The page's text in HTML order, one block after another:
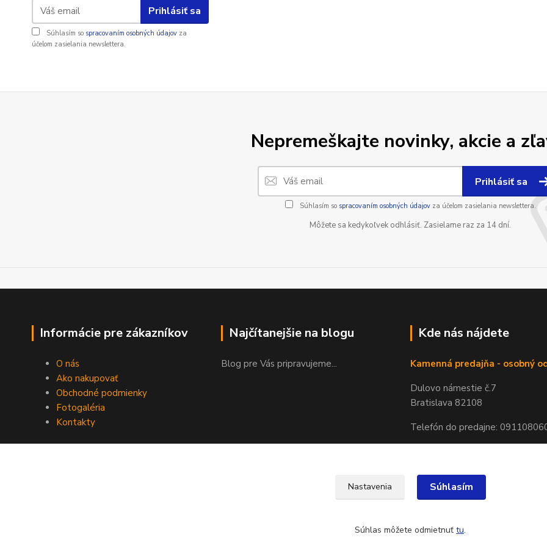
Prihlásiť sa
Súhlasím so spracovaním osobných údajov za
účelom zasielania newslettera.
Nepremeškajte novinky, akcie a
Prihlásiť sa
Súhlasím so spracovaním osobných údajovza účelom zasielania newslettera.
Môžete sa kedykoľvek odhlásiť. Zasielame raz za 14 dní.
Informácie pre zákazníkov
O nás
Ako nakupovať
Obchodné podmienky
Fotogaléria
Kontakty
Najčítanejšie na blogu
Blog pre Vás pripravujeme...
Kde nás nájdete
Kamenná predajňa - osobný
Dulovo námestie č.7
Bratislava 82108
Telefón do predajne:
Nastavenia Súhlasím
Súhlas môžete odmietnuť tu.